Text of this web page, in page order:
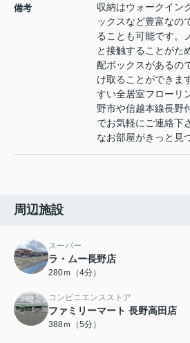
備考
収納はウォークイン
ックスなど豊富なの
ることも可能です。
と接触することがた
配ボックスがあるの
け取ることができま
すい全居室フローリ
野市や信越本線長野
でお気軽にご連絡下
なお部屋がきっと見
周辺施設
スーパー
ラ・ムー長野店
280ｍ（4分）
コンビニエンスストア
ファミリーマート 長野高田店
388ｍ（5分）